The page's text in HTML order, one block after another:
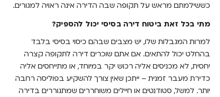
כששילמתם מראש על תקופה שבה הדירה אינה ראויה למגורים.
מתי בכל זאת ביטוח דירה בסיסי יכול להספיק?
למרות המגבלות שלו, יש מצבים שבהם כיסוי בסיסי בלבד
בהחלט יכול להתאים. אם אתם שוכרים דירה לתקופה קצרה
יחסית, לא מכניסים אליה רכוש יקר במיוחד, או מתייחסים אליה
כדירת מעבר זמנית – ייתכן שאין צורך להשקיע בפוליסה רחבה
יותר. למשל, סטודנטים או חיילים משוחררים שמתגוררים בדירה